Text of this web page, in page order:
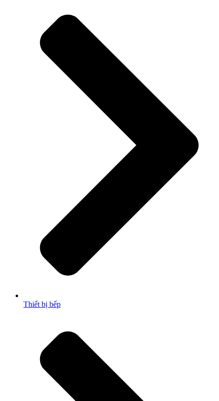
Thiết bị bếp